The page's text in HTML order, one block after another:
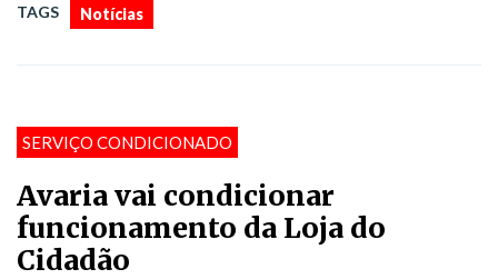
TAGS Notícias
SERVIÇO CONDICIONADO
Avaria vai condicionar
funcionamento da Loja do
Cidadão